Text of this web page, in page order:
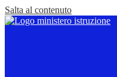
Salta al contenuto